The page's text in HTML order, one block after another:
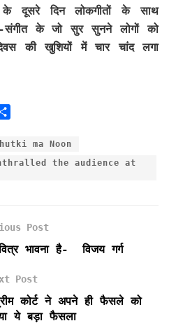
के दूसरे दिन लोकगीतों के साथ
संगीत के जो सुर सुनने लोगों को
की खुशियों में चार चांद लगा
a
r
ma Noon
the audience at
Post
भावना है- विजय गर्ग
Post
कोर्ट ने अपने ही फैसले को
ये बड़ा फैसला